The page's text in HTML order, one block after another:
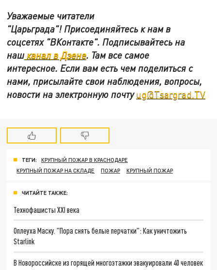
Уважаемые читатели
"Царьграда"! Присоединяйтесь к нам в
соцсетях "ВКонтакте". Подписывайтесь на
нашканал в Дзене. Там все самое
интересное. Если вам есть чем поделиться с
нами, присылайте свои наблюдения, вопросы,
новости на электронную почтуug@Tsargrad.TV
ТЕГИ:
КРУПНЫЙ ПОЖАР В КРАСНОДАРЕ
КРУПНЫЙ ПОЖАР НА СКЛАДЕ
ПОЖАР КРУПНЫЙ ПОЖАР
ЧИТАЙТЕ ТАКЖЕ:
Технофашисты XXI века
Оплеуха Маску. "Пора снять белые перчатки": Как уничтожить
Starlink
В Новороссийске из горящей многоэтажки эвакуировали 40 человек